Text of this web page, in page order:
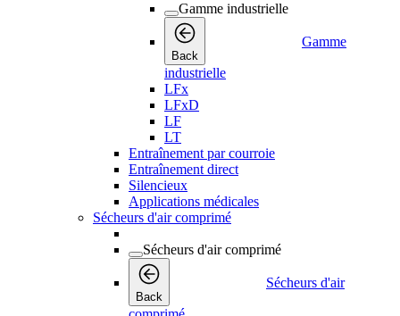
Gamme industrielle
Back
Gamme
industrielle
LFx
LFxD
LF
LT
Entraînement par courroie
Entraînement direct
Silencieux
Applications médicales
Sécheurs d'air comprimé
Sécheurs d'air comprimé
Back
Sécheurs d'air